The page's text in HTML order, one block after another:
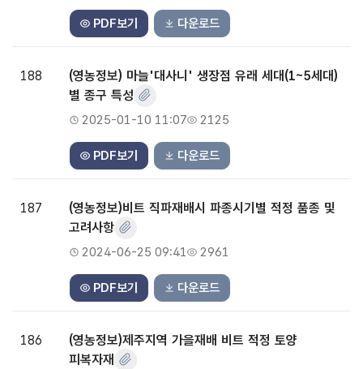
PDF보기 다운로드
188
(영농정보) 마늘'대사니' 생장점 유래 세대(1~5세대)
별 종구 특성
2025-01-10 11:07 2125
PDF보기 다운로드
187
(영농정보)비트 직파재배시 파종시기별 적정 품종 및
고려사항
2024-06-25 09:41 2961
PDF보기 다운로드
186
(영농정보)제주지역 가을재배 비트 적정 토양
피복자재